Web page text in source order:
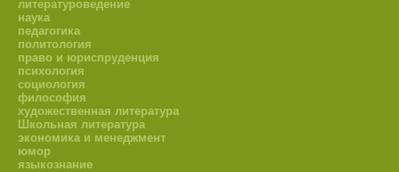
литературоведение
наука
педагогика
политология
право и юриспруденция
психология
социология
философия
художественная литература
Школьная литература
экономика и менеджмент
юмор
языкознание